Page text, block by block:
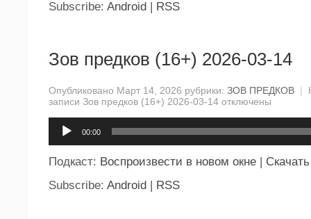
Subscribe: Android | RSS
Зов предков (16+) 2026-03-14
Опубликовано Март 14, 2026 рубрики: ЗОВ ПРЕДКОВ |
записи Зов предков (16+) 2026-03-14 отключены
00:00
Подкаст: Воспроизвести в новом окне
Скачать
Subscribe: Android RSS